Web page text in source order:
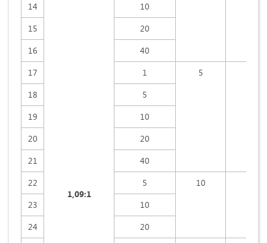
1,09:1
14
10
15
20
16
40
17
1 5
18
5
19
10
20
20
21
40
22
5 10
23
10
24
20